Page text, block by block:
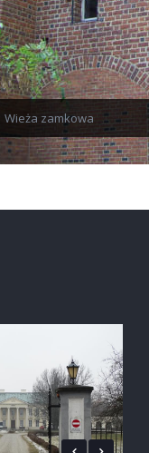
Wieża zamkowa